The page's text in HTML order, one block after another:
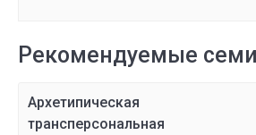
Рекомендуемые
Архетипическая
трансперсональная